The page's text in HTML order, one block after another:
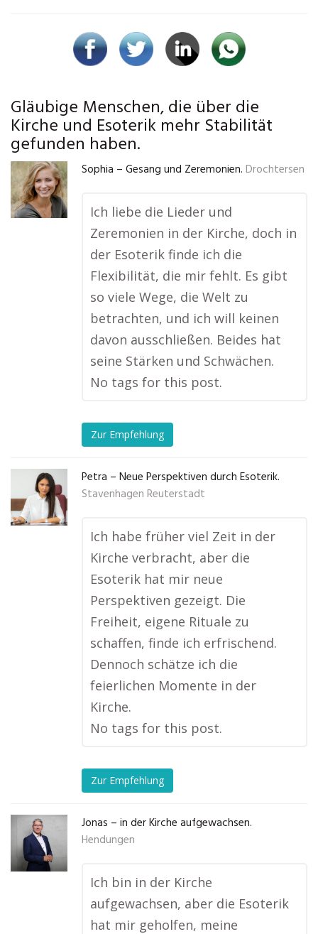
Gläubige Menschen, die über die
Kirche und Esoterik mehr Stabilität
gefunden haben.
Sophia – Gesang und Zeremonien. Drochtersen
Ich liebe die Lieder und
Zeremonien in der Kirche, doch in
der Esoterik finde ich die
Flexibilität, die mir fehlt. Es gibt
so viele Wege, die Welt zu
betrachten, und ich will keinen
davon ausschließen. Beides hat
seine Stärken und Schwächen.
No tags for this post.
Zur Empfehlung
Petra – Neue Perspektiven durch Esoterik.
Stavenhagen Reuterstadt
Ich habe früher viel Zeit in der
Kirche verbracht, aber die
Esoterik hat mir neue
Perspektiven gezeigt. Die
Freiheit, eigene Rituale zu
schaffen, finde ich erfrischend.
Dennoch schätze ich die
feierlichen Momente in der
Kirche.
No tags for this post.
Zur Empfehlung
Jonas – in der Kirche aufgewachsen.
Hendungen
Ich bin in der Kirche
aufgewachsen, aber die Esoterik
hat mir geholfen, meine